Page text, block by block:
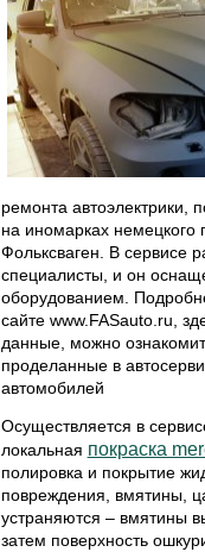
ремонта автоэлектрики,
на иномарках
Фольксваген. В сервисе
специалисты, и он
оборудованием.
сайте www.FASauto.ru,
данные, можно
проделанные в
автомобилей
Осуществляется в
локальная покраска
полировка и покрытие
повреждения, вмятины,
устраняются – вмятины
затем поверхность